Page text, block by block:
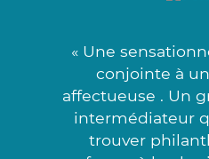
« Une
conjointe à
affectueuse . Un
intermédiateur
trouver